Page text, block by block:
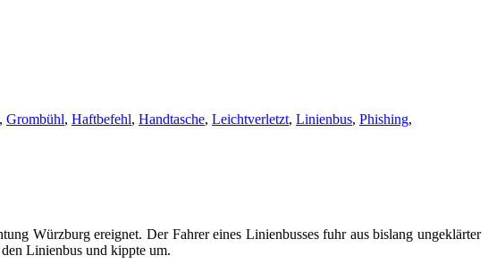
, Grombühl, Haftbefehl, Handtasche, Leichtverletzt, Linienbus, Phishing,
Würzburg ereignet. Der Fahrer eines Linienbusses fuhr aus bislang ungeklärter
Linienbus und kippte um.